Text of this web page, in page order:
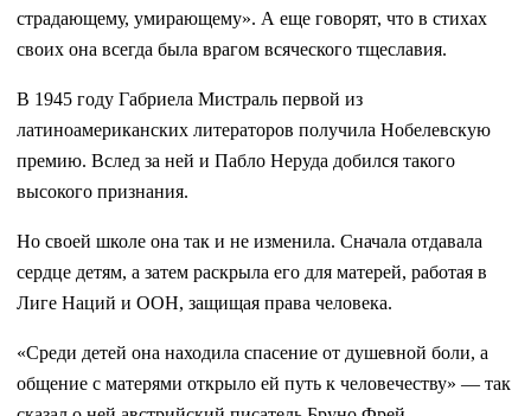
страдающему, умирающему». А еще говорят, что в стихах
своих она всегда была врагом всяческого тщеславия.
В 1945 году Габриела Мистраль первой из
латиноамериканских литераторов получила Нобелевскую
премию. Вслед за ней и Пабло Неруда добился такого
высокого признания.
Но своей школе она так и не изменила. Сначала отдавала
сердце детям, а затем раскрыла его для матерей, работая в
Лиге Наций и ООН, защищая права человека.
«Среди детей она находила спасение от душевной боли, а
общение с матерями открыло ей путь к человечеству» — так